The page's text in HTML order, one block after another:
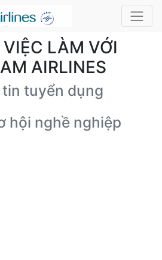
LÀM VỚI
AIRLINES
tuyển dụng
hội nghề nghiệp